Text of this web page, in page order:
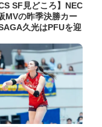
SF見どころ】NEC
MVの昨季決勝カー
久光はPFUを迎